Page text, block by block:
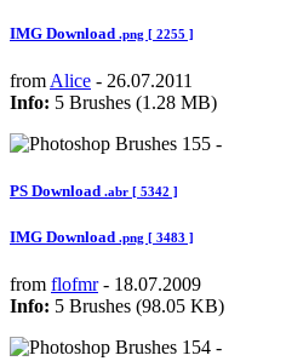
IMG Download .png [ 2255 ]
from Alice - 26.07.2011
Info: 5 Brushes (1.28 MB)
PS Download .abr [ 5342 ]
IMG Download .png [ 3483 ]
from flofmr- 18.07.2009
Info: 5 Brushes (98.05 KB)